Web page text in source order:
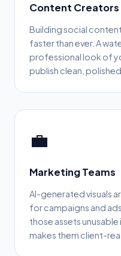
Content Creators
Building social
faster than ever. A
professional look of
publish clean,
💼
Marketing Teams
AI-generated visuals
for campaigns and
those assets
makes them client-